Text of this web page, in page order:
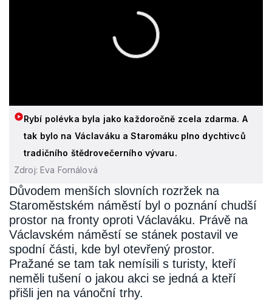
Rybí polévka byla jako každoročně zcela zdarma. A
tak bylo na Václaváku a Staromáku plno dychtivců
tradičního štědrovečerního vývaru.
Zdroj: Eva Fornálová
Důvodem menších slovních rozržek na
Staroměstském náměstí byl o poznání chudší
prostor na fronty oproti Václaváku. Právě na
Václavském náměstí se stánek postavil ve
spodní části, kde byl otevřený prostor.
Pražané se tam tak nemísili s turisty, kteří
neměli tušení o jakou akci se jedná a kteří
přišli jen na vánoční trhy.